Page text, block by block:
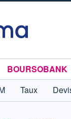
BOURSOBANK
Taux